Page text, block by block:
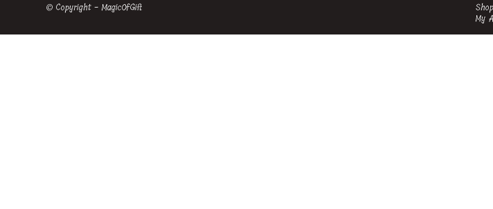
Shop
My
© Copyright - MagicOfGift